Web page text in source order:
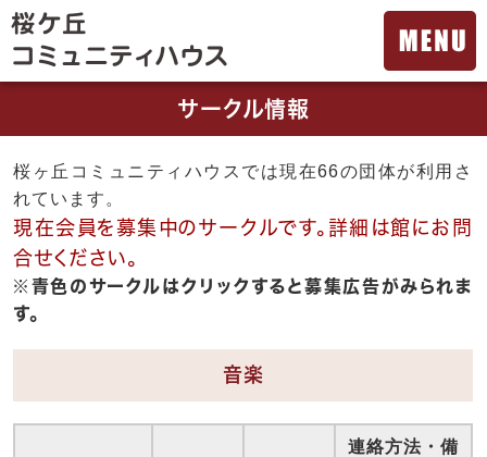
サークル情報
桜ヶ丘コミュニティハウスでは現在66の団体が利用さ
れています。
現在会員を募集中のサークルです。詳細は館にお問
合せください。
※青色のサークルはクリックすると募集広告がみられま
す。
音楽
連絡方法・備